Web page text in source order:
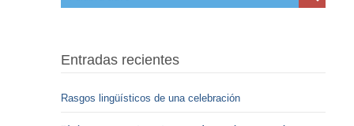
Entradas recientes
Rasgos lingüísticos de una celebración